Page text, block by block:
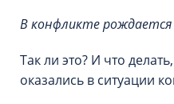
В конфликте
Так ли это? И что
оказались в ситуации